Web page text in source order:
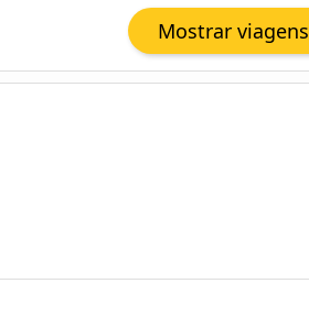
Mostrar viagens